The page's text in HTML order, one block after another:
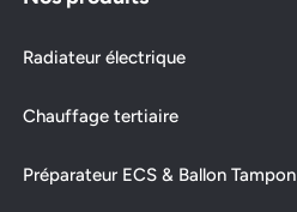
Radiateur électrique
Chauffage tertiaire
Préparateur ECS & Ballon Tampon